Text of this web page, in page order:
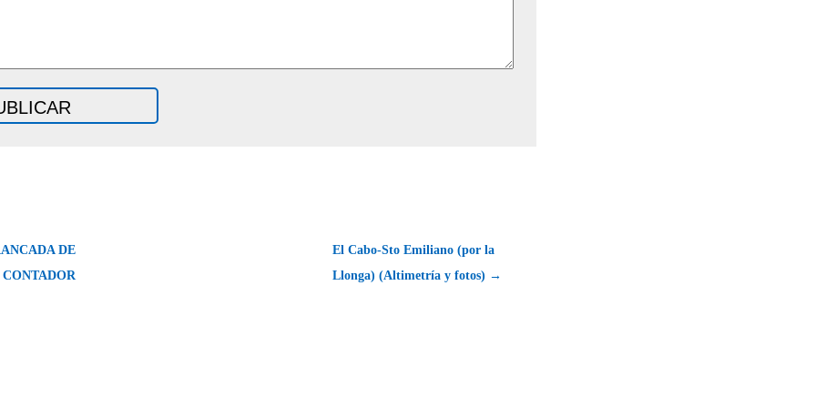
DE
CONTADOR
El Cabo-Sto Emiliano (por la
Llonga) (Altimetría y fotos) →